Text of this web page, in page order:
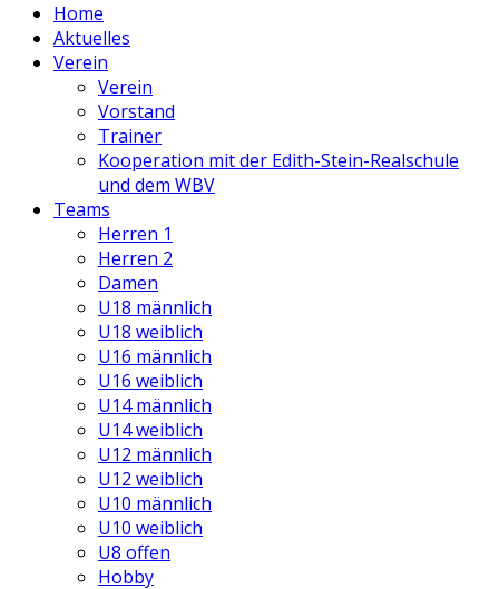
Home
Aktuelles
Verein
Verein
Vorstand
Trainer
Kooperation mit der Edith-Stein-Realschule
und dem WBV
Teams
Herren 1
Herren 2
Damen
U18 männlich
U18 weiblich
U16 männlich
U16 weiblich
U14 männlich
U14 weiblich
U12 männlich
U12 weiblich
U10 männlich
U10 weiblich
U8 offen
Hobby